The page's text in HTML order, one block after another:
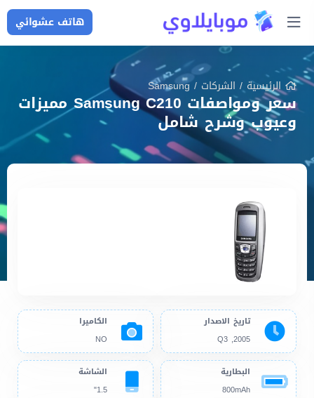
هاتف عشوائي
الرئيسية/ الشركات /
Samsung
سعر ومواصفات Samsung C210 مميزات
وعيوب وشرح شامل
تاريخ الاصدار
2005, Q3
الكاميرا
NO
البطارية
800mAh
الشاشة
1.5"